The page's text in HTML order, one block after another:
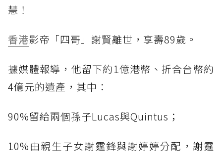
慧！
香港影帝「四哥」謝賢離世，享壽89歲。
據媒體報導，他留下約1億港幣、折合台幣約
4億元的遺產，其中：
90%留給兩個孫子Lucas與Quintus；
10%由親生子女謝霆鋒與謝婷婷分配，謝霆